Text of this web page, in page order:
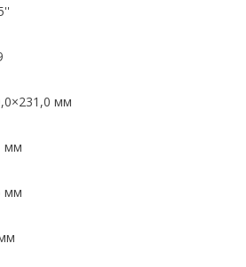
мм
мм
мм